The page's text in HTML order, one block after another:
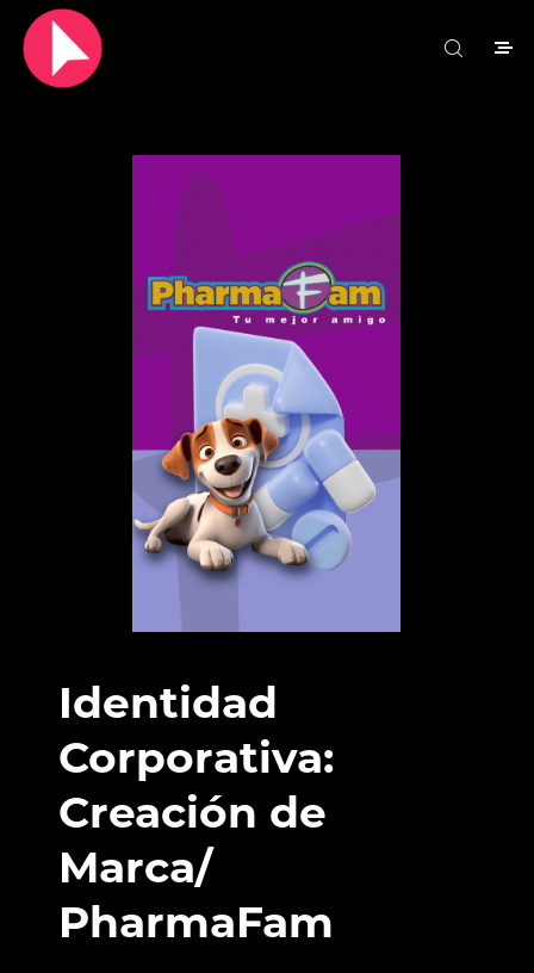
Identidad
Corporativa:
Creación de
Marca/
PharmaFam